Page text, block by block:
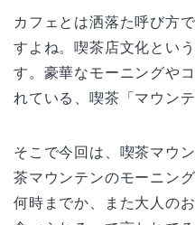
カフェとは洒落た呼び方
すよね。喫茶店文化とい
す。豪華なモーニングや
れている、喫茶「マウン
そこで今回は、喫茶マウ
茶マウンテンのモーニン
何時までか、また大人の